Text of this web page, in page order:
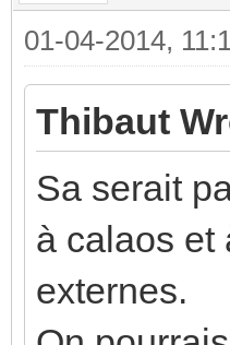
01-04-2014,
Thibaut
Sa serait
à calaos et
externes.